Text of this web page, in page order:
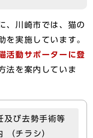
、川崎市では、猫の
を実施しています。
活動サポーターに登
法を案内していま
及び去勢手術等
（チラシ）